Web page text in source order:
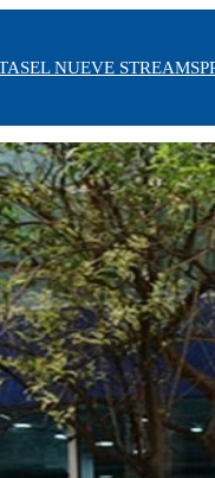
EL NUEVE STREAMS